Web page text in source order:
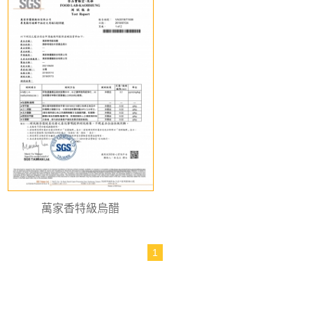
萬家香特級烏醋
1